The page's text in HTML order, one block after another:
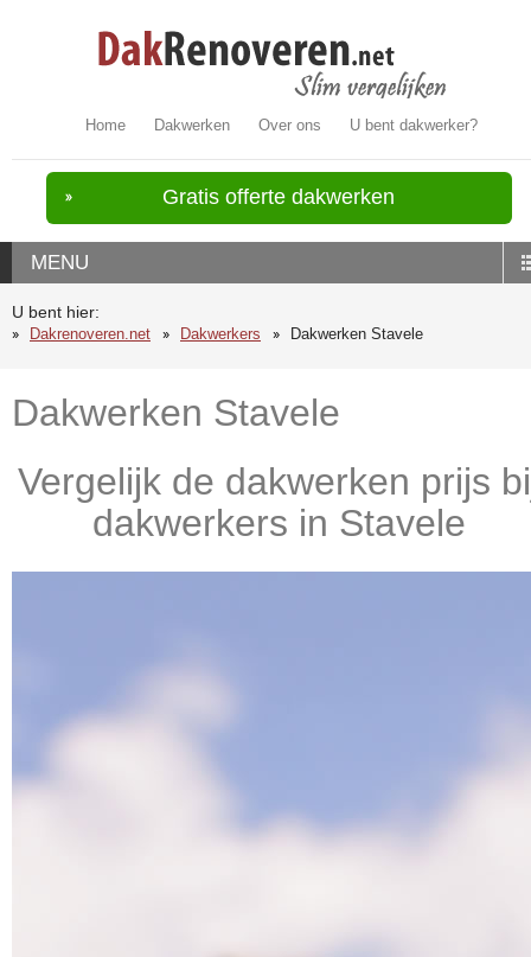
Home Dakwerken Over ons U bent dakwerker?
Gratis offerte dakwerken
MENU
U bent hier:
Dakrenoveren.net
Dakwerkers Dakwerken Stavele
Dakwerken Stavele
Vergelijk de dakwerken prijs
dakwerkers in Stavele